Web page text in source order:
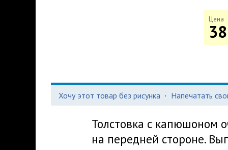
Цена
Хочу этот товар без рисунка · Напечатать
Толстовка с капюшоном
на передней стороне.